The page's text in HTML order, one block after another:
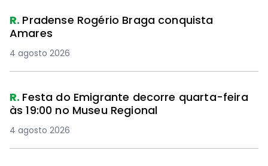
R. Pradense Rogério Braga conquista
Amares
4 agosto 2026
R. Festa do Emigrante decorre quarta-feira
às 19:00 no Museu Regional
4 agosto 2026